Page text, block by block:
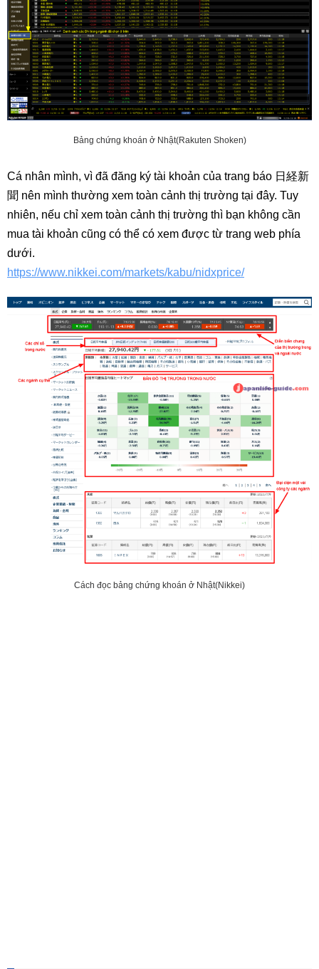
Bảng chứng khoán ở Nhật(Rakuten Shoken)
Cá nhân mình, vì đã đăng ký tài khoản của trang báo 日経新
聞 nên mình thường xem toàn cảnh thị trường tại đây. Tuy
nhiên, nếu chỉ xem toàn cảnh thị trường thì bạn không cần
mua tài khoản cũng có thể có xem được từ trang web phía
dưới.
https://www.nikkei.com/markets/kabu/nidxprice/
Cách đọc bảng chứng khoán ở Nhật(Nikkei)